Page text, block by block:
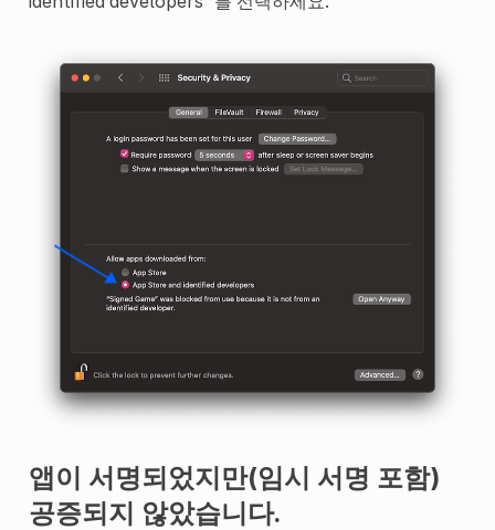
앱이 서명되었지만(임시 서명 포함)
공증되지 않았습니다.